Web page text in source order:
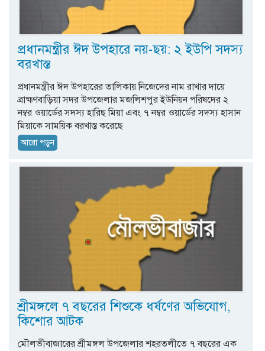
প্রধানমন্ত্রীর ঈদ উপহারে নয়-ছয়: ২ ইউপি সদস্য
বরখাস্ত
প্রধানমন্ত্রীর ঈদ উপহারের তালিকায় নিজেদের নাম রাখার দায়ে
ব্রাহ্মণবাড়িয়া সদর উপজেলার মজলিশপুর ইউনিয়ন পরিষদের ২
নম্বর ওয়ার্ডের সদস্য হারিছ মিয়া এবং ৭ নম্বর ওয়ার্ডের সদস্য হাসান
মিয়াকে সাময়িক বরখাস্ত করেছে
আরো পড়ুন
শ্রীমঙ্গলে ৭ বছরের শিশুকে ধর্ষণের অভিযোগ,
কিশোর আটক
মৌলভীবাজারের শ্রীমঙ্গল উপজেলার শহরতলীতে ৭ বছরের এক